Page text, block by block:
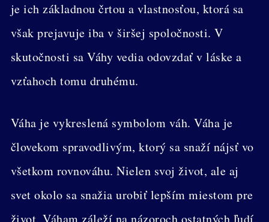
je ich základnou črtou a vlastnosťou, ktorá sa
však prejavuje iba v širšej spoločnosti. V
skutočnosti sa Váhy vedia odovzdať v láske a
vzťahoch tomu druhému.
Váha je vykreslená symbolom váh. Váha je
človekom spravodlivým, ktorý sa snaží nájsť vo
všetkom rovnováhu. Nielen svoj život, ale aj
svet okolo sa snažia urobiť lepším miestom pre
život. Váham záleží na názoroch ostatných ľudí.